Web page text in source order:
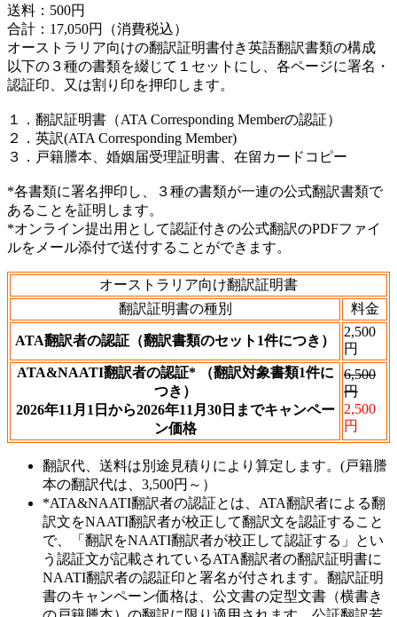
送料：500円
合計：17,050円（消費税込）
オーストラリア向けの翻訳証明書付き英語翻訳書類の構成
以下の３種の書類を綴じて１セットにし、各ページに署名・
認証印、又は割り印を押印します。
１．翻訳証明書（ATA Corresponding Memberの認証）
２．英訳(ATA Corresponding Member)
３．戸籍謄本、婚姻届受理証明書、在留カードコピー
*各書類に署名押印し、３種の書類が一連の公式翻訳書類で
あることを証明します。
*オンライン提出用として認証付きの公式翻訳のPDFファイ
ルをメール添付で送付することができます。
オーストラリア向け翻訳証明書
翻訳証明書の種別
料金
ATA翻訳者の認証（翻訳書類のセット1件につき）
2,500
円
ATA&NAATI翻訳者の認証* （翻訳対象書類1件に
つき）
2026年11月1日から2026年11月30日までキャンペー
ン価格
6,500
円
2,500
円
翻訳代、送料は別途見積りにより算定します。(戸籍謄
本の翻訳代は、3,500円～）
*ATA&NAATI翻訳者の認証とは、ATA翻訳者による翻
訳文をNAATI翻訳者が校正して翻訳文を認証すること
で、「翻訳をNAATI翻訳者が校正して認証する」とい
う認証文が記載されているATA翻訳者の翻訳証明書に
NAATI翻訳者の認証印と署名が付されます。翻訳証明
書のキャンペーン価格は、公文書の定型文書（横書き